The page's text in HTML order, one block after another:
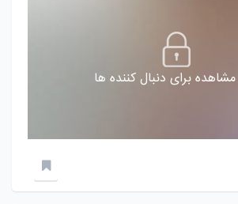
برای دنبال کننده ها